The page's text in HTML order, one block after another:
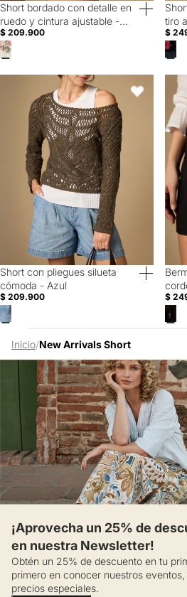
40% Off
Short bordado con detalle en
ruedo y cintura ajustable -
Crudo
$ 209.900
tiro
$
Short con pliegues silueta cómoda - Azul
40% Off
Short con pliegues silueta
cómoda - Azul
$ 209.900
Favoritos
$
Inicio/New Arrivals Short
¡Aprovecha un 25% de
en nuestra Newsletter!
Obtén un 25% de descuento en tu
primero en conocer nuestros
precios especiales.